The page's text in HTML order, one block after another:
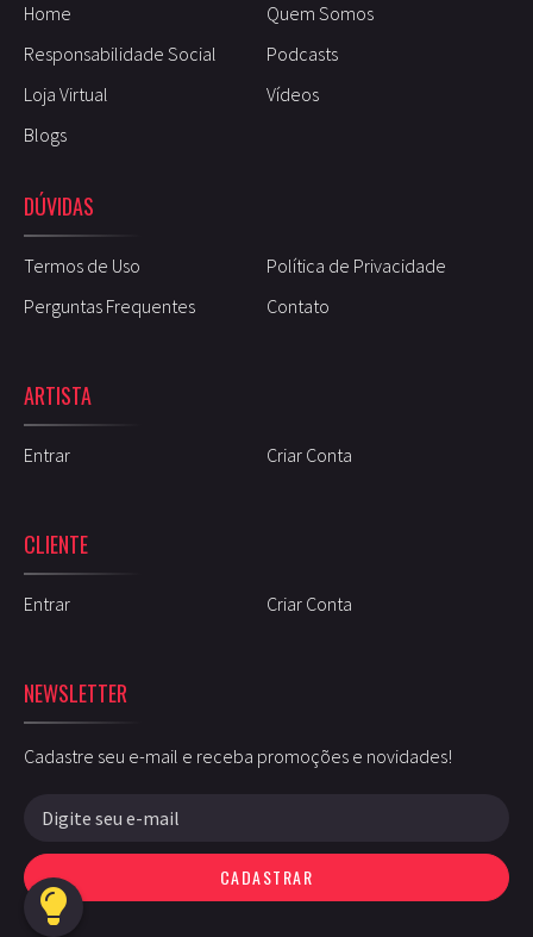
Home
Quem Somos
Responsabilidade Social
Podcasts
Loja Virtual
Vídeos
Blogs
DÚVIDAS
Termos de Uso
Política de Privacidade
Perguntas Frequentes
Contato
ARTISTA
Entrar Criar Conta
CLIENTE
Entrar Criar Conta
NEWSLETTER
Cadastre seu e-mail e receba promoções e novidades!
CADASTRAR